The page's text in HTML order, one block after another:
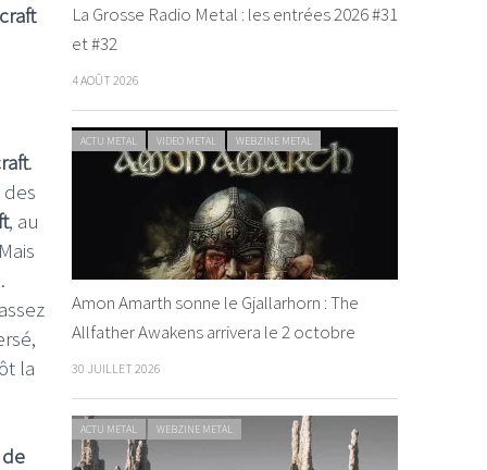
.
, au
la
La Grosse Radio Metal : les entrées 2026 #31
et #32
4 AOÛT 2026
ACTU METAL VIDEO METAL WEBZINE METAL
Amon Amarth sonne le Gjallarhorn : The
Allfather Awakens arrivera le 2 octobre
30 JUILLET 2026
ACTU METAL WEBZINE METAL